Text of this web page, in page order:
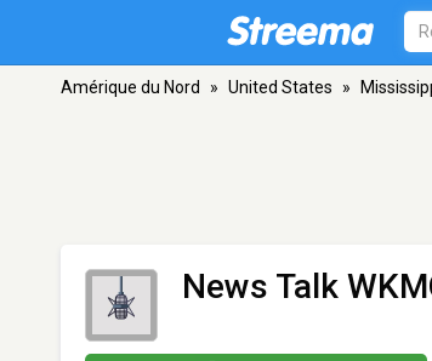
Amérique du Nord » United States »
News Talk